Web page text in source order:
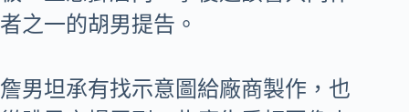
者之一的胡男提告。
詹男坦承有找示意圖給廠商製作，也